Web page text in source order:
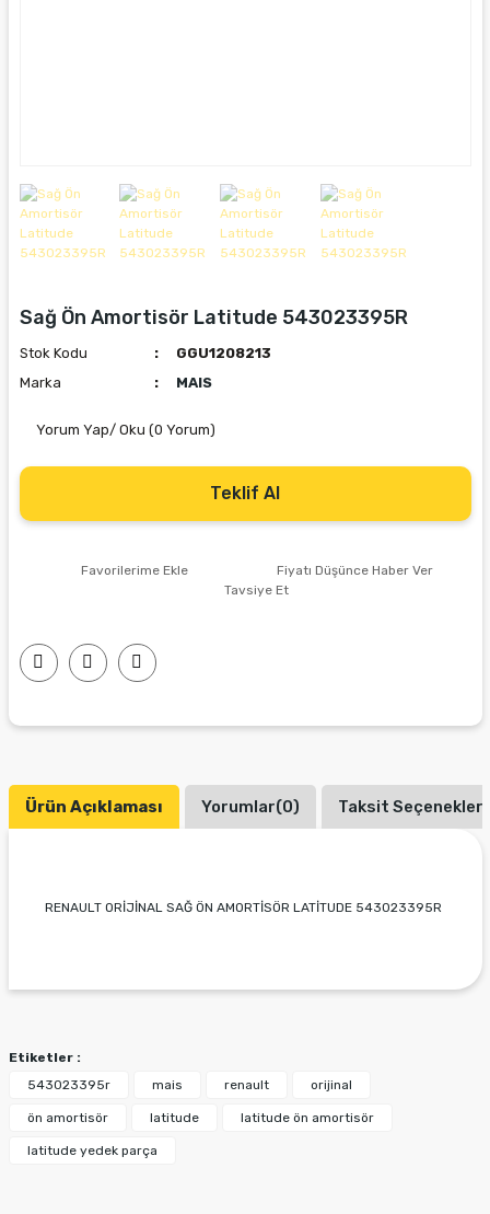
Sağ Ön Amortisör Latitude 543023395R
Stok Kodu
GGU1208213
Marka
MAIS
Yorum Yap/ Oku (0 Yorum)
Teklif Al
Fiyatı Düşünce Haber Ver
Tavsiye Et
Ürün Açıklaması Yorumlar(0) Taksit Seçenekleri
RENAULT ORİJİNAL SAĞ ÖN AMORTİSÖR LATİTUDE 543023395R
Bu ürüne ilk yorumu siz yapın!
Ürün resmi kalitesiz, bozuk veya görüntülenemiyor.
Ürün açıklamasında eksik bilgiler bulunuyor.
Etiketler :
543023395r
mais renault orijinal
ön amortisör latitude latitude ön amortisör
latitude yedek parça